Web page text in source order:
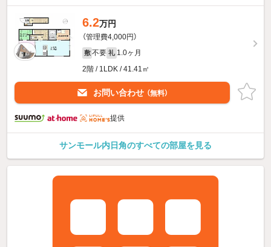
6.2万円
（管理費4,000円）
敷 不要 礼 1.0ヶ月
2階 / 1LDK / 41.41㎡
お問い合わせ （無料）
提供
サンモール内日角のすべての部屋を見る